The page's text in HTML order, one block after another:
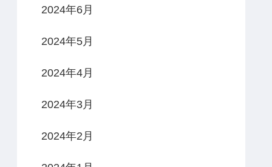
2024年6月
2024年5月
2024年4月
2024年3月
2024年2月